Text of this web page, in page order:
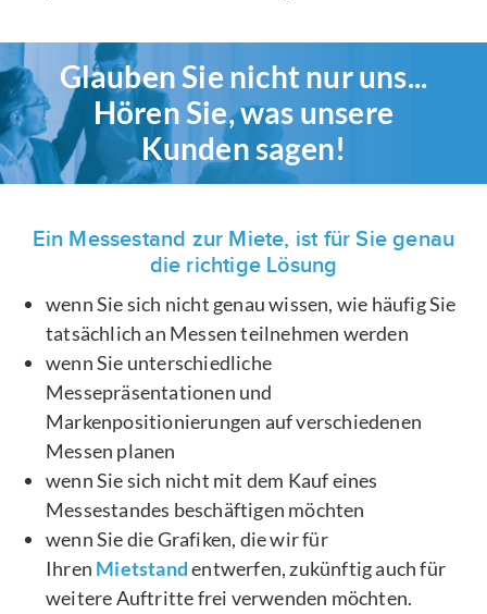
Glauben Sie nicht nur uns...
Hören Sie, was unsere
Kunden sagen!
Ein Messestand zur Miete, ist für Sie genau
die richtige Lösung
wenn Sie sich nicht genau wissen, wie häufig Sie
tatsächlich an Messen teilnehmen werden
wenn Sie unterschiedliche
Messepräsentationen und
Markenpositionierungen auf verschiedenen
Messen planen
wenn Sie sich nicht mit dem Kauf eines
Messestandes beschäftigen möchten
wenn Sie die Grafiken, die wir für
Ihren Mietstandentwerfen, zukünftig auch für
weitere Auftritte frei verwenden möchten.